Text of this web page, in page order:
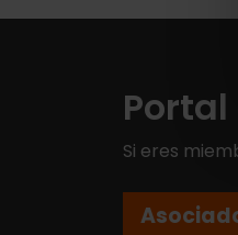
Si eres